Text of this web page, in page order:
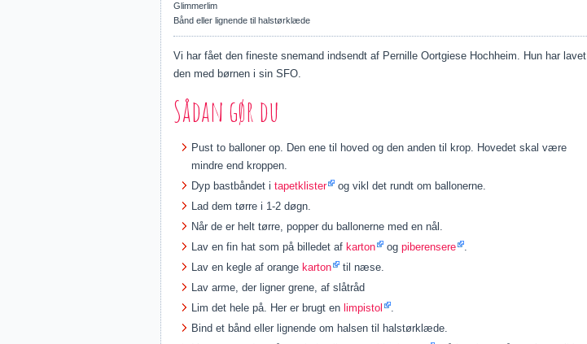
Glimmerlim
Bånd eller lignende til halstørklæde
Vi har fået den fineste snemand indsendt af Pernille Oortgiese Hochheim. Hun har lavet
den med børnen i sin SFO.
Sådan gør du
Pust to balloner op. Den ene til hoved og den anden til krop. Hovedet skal være
mindre end kroppen.
Dyp bastbåndet i tapetklister
og vikl det rundt om ballonerne.
Lad dem tørre i 1-2 døgn.
Når de er helt tørre, popper du ballonerne med en nål.
Lav en fin hat som på billedet af karton og piberensere
.
Lav en kegle af orange karton
til næse.
Lav arme, der ligner grene, af slåtråd
Lim det hele på. Her er brugt en limpistol
.
Bind et bånd eller lignende om halsen til halstørklæde.